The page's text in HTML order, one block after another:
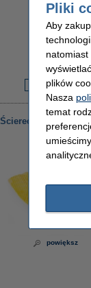
Za stronę
0,11 zł
Ściereczka do
powiększ
Pliki
Aby
plików
Nasza
temat